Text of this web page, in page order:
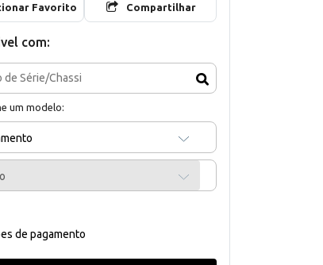
Favorito Compartilhar
com:
um modelo:
de pagamento